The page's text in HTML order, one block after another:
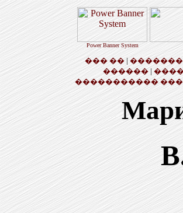
Power Banner System
��� ��|
������|
�����������